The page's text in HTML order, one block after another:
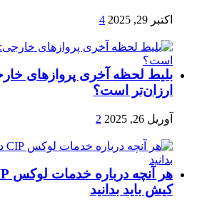
اکتبر 29, 2025 4
بلیط لحظه آخری پروازهای
ارزان‌تر است؟
آوریل 26, 2025 2
کیش باید بدانید